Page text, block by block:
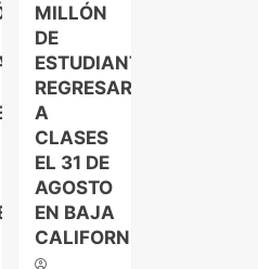
MILLÓN
DE
ESTUDIANTES
REGRESARÁN
A
CLASES
EL 31 DE
AGOSTO
EN BAJA
CALIFORNIA